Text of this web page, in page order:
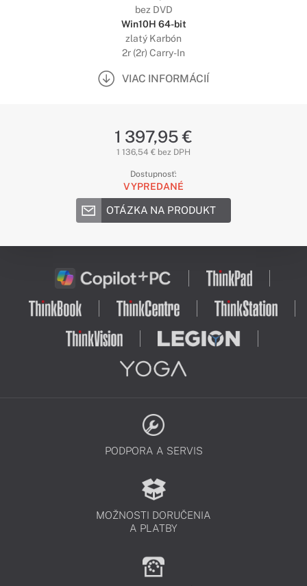
bez DVD
Win10H 64-bit
zlatý Karbón
2r (2r) Carry-In
VIAC INFORMÁCIÍ
1 397,95 €
1 136,54 € bez DPH
Dostupnosť:
VYPREDANÉ
OTÁZKA NA PRODUKT
PODPORA A SERVIS
MOŽNOSTI DORUČENIA
A PLATBY